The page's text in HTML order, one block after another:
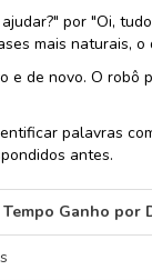
por "Oi,
mais naturais,
e de novo. O robô
palavras
antes.
Ganho por